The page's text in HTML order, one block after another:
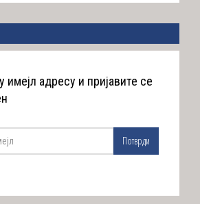
имејл адресу и пријавите се
Потврди